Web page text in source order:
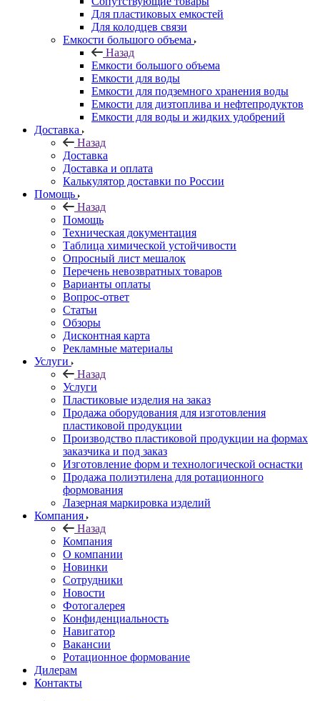
Для пластиковых емкостей
Для колодцев связи
Емкости большого объема
Назад
Емкости большого объема
Емкости для воды
Емкости для подземного хранения воды
Емкости для дизтоплива и нефтепродуктов
Емкости для воды и жидких удобрений
Доставка
Назад
Доставка
Доставка и оплата
Калькулятор доставки по России
Помощь
Назад
Помощь
Техническая документация
Таблица химической устойчивости
Опросный лист мешалок
Перечень невозвратных товаров
Варианты оплаты
Вопрос-ответ
Статьи
Обзоры
Дисконтная карта
Рекламные материалы
Услуги
Назад
Услуги
Пластиковые изделия на заказ
Продажа оборудования для изготовления
пластиковой продукции
Производство пластиковой продукции на формах
заказчика и под заказ
Изготовление форм и технологической оснастки
Продажа полиэтилена для ротационного
формования
Лазерная маркировка изделий
Компания
Назад
Компания
О компании
Новинки
Сотрудники
Новости
Фотогалерея
Конфиденциальность
Навигатор
Вакансии
Ротационное формование
Дилерам
Контакты